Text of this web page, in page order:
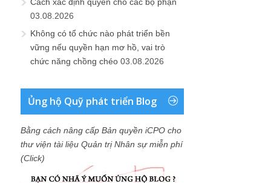
03.08.2026
Không có tổ chức nào phát triển bền
vững nếu quyền hạn mơ hồ, vai trò
chức năng chồng chéo 03.08.2026
Ủng hộ Quỹ phát triển Blog
Bằng cách nâng cấp Bản quyền iCPO cho
thư viện tài liệu Quản trị Nhân sự miễn phí
(Click)